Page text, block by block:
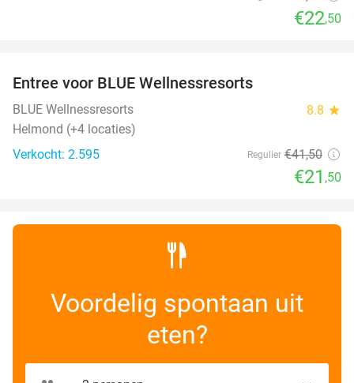
€22,50
Entree voor BLUE Wellnessresorts
BLUE Wellnessresorts 8.8 star
Helmond (+4 locaties)
Verkocht: 2.595
Regulier €41,50
€21 ,50
Voordelig spontaan uit
eten?